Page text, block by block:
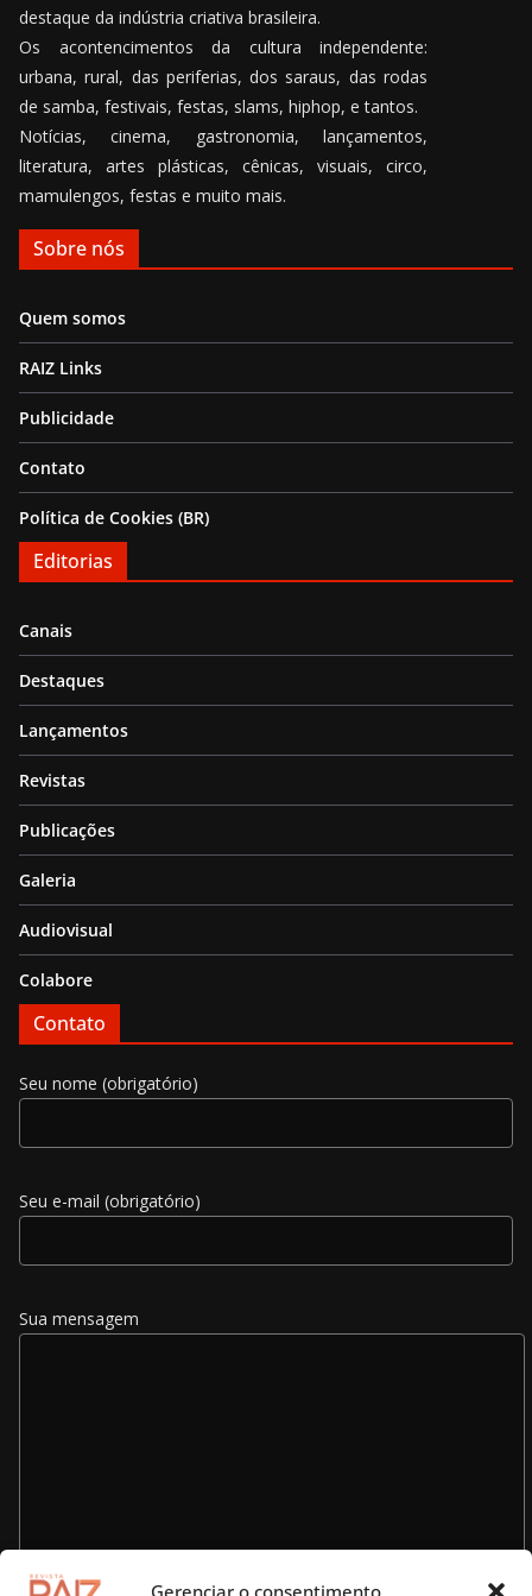
Gerenciar o consentimento
destaque da indústria criativa brasileira.
Os acontencimentos da cultura independente:
urbana, rural, das periferias, dos saraus, das rodas
de samba, festivais, festas, slams, hiphop, e tantos.
Notícias, cinema, gastronomia, lançamentos,
literatura, artes plásticas, cênicas, visuais, circo,
mamulengos, festas e muito mais.
Sobre nós
Quem somos
RAIZ Links
Publicidade
Contato
Política de Cookies (BR)
Editorias
Canais
Destaques
Lançamentos
Revistas
Publicações
Galeria
Audiovisual
Colabore
Contato
Seu nome (obrigatório)
Seu e-mail (obrigatório)
Sua mensagem